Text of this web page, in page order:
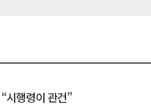
시행령이 관건”